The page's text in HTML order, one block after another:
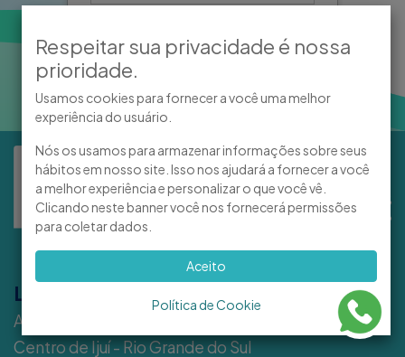
Acessar
L O C A L I Z A Ç Ã O
Av. David José Martins, 152
Centro de Ijuí - Rio Grande do Sul
Respeitar sua privacidade é nossa
prioridade.
Usamos cookies para fornecer a você uma melhor
experiência do usuário.
Nós os usamos para armazenar informações sobre seus
hábitos em nosso site. Isso nos ajudará a fornecer a você
a melhor experiência e personalizar o que você vê.
Clicando neste banner você nos fornecerá permissões
para coletar dados.
Aceito
Política de Cookie